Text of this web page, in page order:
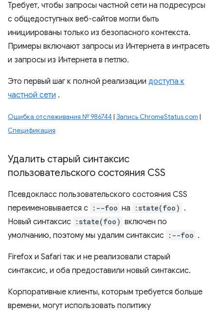
Требует, чтобы запросы частной сети на подресурсы
с общедоступных веб-сайтов могли быть
инициированы только из безопасного контекста.
Примеры включают запросы из Интернета в интрасеть
и запросы из Интернета в петлю.
Это первый шаг к полной реализации доступа к
частной сети .
Ошибка отслеживания № 986744 | Запись ChromeStatus.com |
Спецификация
Удалить старый синтаксис
пользовательского состояния CSS
Псевдокласс пользовательского состояния CSS
переименовывается с :--foo на :state(foo) .
Новый синтаксис :state(foo) включен по
умолчанию, поэтому мы удалим синтаксис :--foo .
Firefox и Safari так и не реализовали старый
синтаксис, и оба предоставили новый синтаксис.
Корпоративные клиенты, которым требуется больше
времени, могут использовать политику